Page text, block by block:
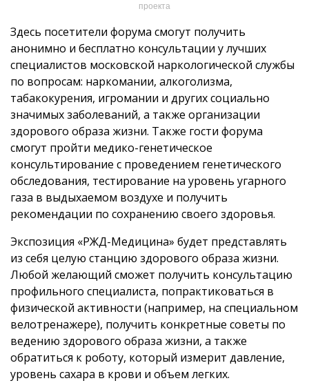
проекта
Здесь посетители форума смогут получить
анонимно и бесплатно консультации у лучших
специалистов московской наркологической службы
по вопросам: наркомании, алкоголизма,
табакокурения, игромании и других социально
значимых заболеваний, а также организации
здорового образа жизни. Также гости форума
смогут пройти медико-генетическое
консультирование с проведением генетического
обследования, тестирование на уровень угарного
газа в выдыхаемом воздухе и получить
рекомендации по сохранению своего здоровья.
Экспозиция «РЖД-Медицина» будет представлять
из себя целую станцию здорового образа жизни.
Любой желающий сможет получить консультацию
профильного специалиста, попрактиковаться в
физической активности (например, на специальном
велотренажере), получить конкретные советы по
ведению здорового образа жизни, а также
обратиться к роботу, который измерит давление,
уровень сахара в крови и объем легких.